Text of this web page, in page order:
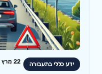
ידע כללי בתעבורה 22 מרץ 2025